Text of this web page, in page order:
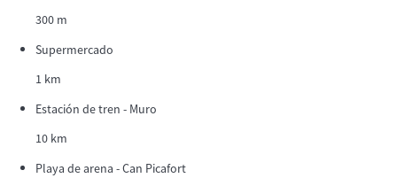
300 m
Supermercado
1 km
Estación de tren - Muro
10 km
Playa de arena - Can Picafort